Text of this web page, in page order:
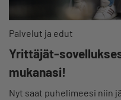
Palvelut ja edut
Yrittäjät-
mukanasi!
Nyt saat puhelimeesi niin